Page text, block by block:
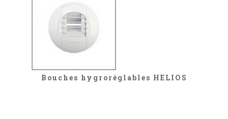
Bouches hygroréglables HELIOS